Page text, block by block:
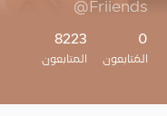
@Friiends
0
المُتابعون
8223
المتابعون